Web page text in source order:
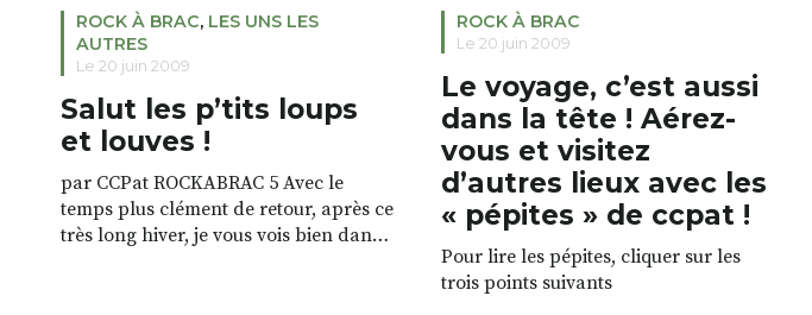
ROCK À BRAC, LES UNS LES
AUTRES
Le 20 juin 2009
Salut les p’tits loups
et louves !
par CCPat ROCKABRAC 5 Avec le
temps plus clément de retour, après ce
très long hiver, je vous vois bien dans
ROCK À BRAC
Le 20 juin 2009
Le voyage, c’est aussi
dans la tête ! Aérez-
vous et visitez
d’autres lieux avec les
« pépites » de ccpat !
Pour lire les pépites, cliquer sur les
trois points suivants